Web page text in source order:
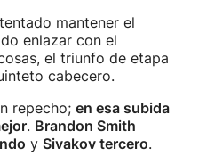
mantener el
enlazar con el
el triunfo de etapa
cabecero.
repecho; en esa subida
. Brandon Smith
y Sivakov tercero.